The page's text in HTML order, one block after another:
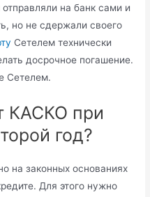
на банк сами и
но не сдержали своего
Сетелем технически
досрочное погашение.
Сетелем.
КАСКО при
год?
на законных основаниях
Для этого нужно